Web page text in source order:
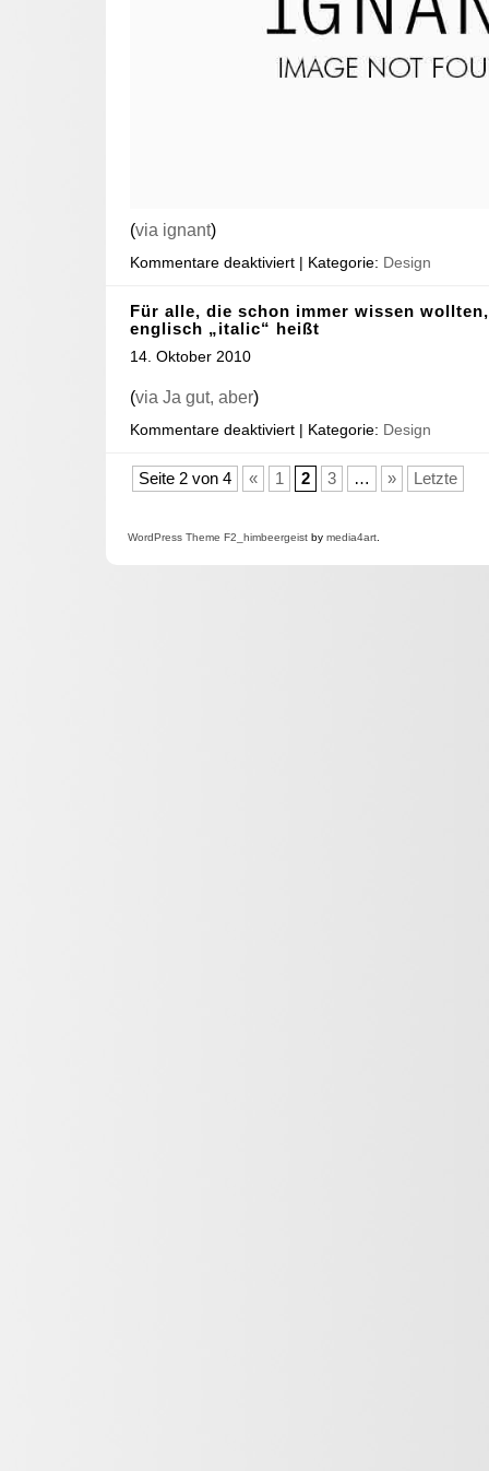
(via ignant)
Kommentare deaktiviert | Kategorie: Design
Für alle, die schon immer wissen
englisch „italic“ heißt
14. Oktober 2010
(via Ja gut, aber)
Kommentare deaktiviert | Kategorie: Design
Seite 2 von 4 « 1 2 3 … » Letzte
WordPress Theme F2 _himbeergeist by media4art